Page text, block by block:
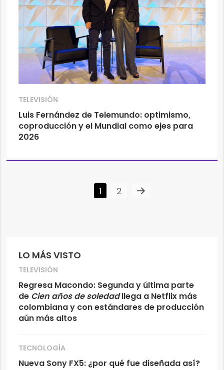
LO MÁS VISTO
TELEVISIÓN
Regresa Macondo: Segunda y última parte
de Cien años de soledadllega a Netflix más
colombiana y con estándares de producción
aún más altos
TECNOLOGÍA
Nueva Sony FX5: ¿por qué fue diseñada así?
TELEVISIÓN
Luis Fernández de Telemundo: optimismo,
coproducción y el Mundial como ejes para
2026
1 2